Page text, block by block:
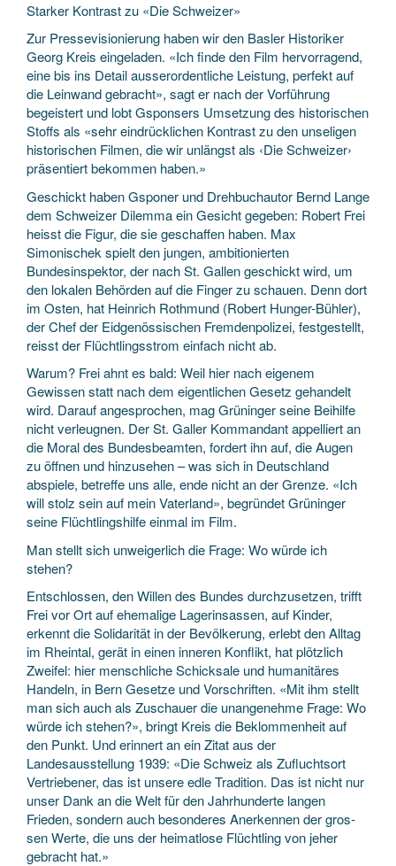
Starker Kontrast zu «Die Schweizer»
Zur Pressevisionierung haben wir den Basler Historiker
Georg Kreis eingeladen. «Ich finde den Film hervorragend,
eine bis ins Detail ausserordentliche Leistung, perfekt auf
die Leinwand gebracht», sagt er nach der Vorführung
begeistert und lobt Gsponsers Umsetzung des historischen
Stoffs als «sehr eindrücklichen Kontrast zu den unseligen
historischen Filmen, die wir unlängst als ‹Die Schweizer›
präsentiert bekommen haben.»
Geschickt haben Gsponer und Drehbuchautor Bernd Lange
dem Schweizer Dilemma ein Gesicht gegeben: Robert Frei
heisst die Figur, die sie geschaffen haben. Max
Simonischek spielt den jungen, ambitionierten
Bundesinspektor, der nach St. Gallen geschickt wird, um
den lokalen Behörden auf die Finger zu schauen. Denn dort
im Osten, hat Heinrich ­Rothmund (Robert Hunger-Bühler),
der Chef der Eidgenös­sischen Fremdenpolizei, festgestellt,
reisst der Flüchtlingsstrom einfach nicht ab.
Warum? Frei ahnt es bald: Weil hier nach eigenem
Gewissen statt nach dem eigentlichen Gesetz gehandelt
wird. Darauf angesprochen, mag Grüninger seine Beihilfe
nicht verleugnen. Der St. Galler Kommandant appelliert an
die Moral des Bundesbeamten, fordert ihn auf, die Augen
zu öffnen und hinzusehen – was sich in Deutschland
abspiele, betreffe uns alle, ende nicht an der Grenze. «Ich
will stolz sein auf mein Vaterland», begründet Grüninger
seine Flüchtlingshilfe einmal im Film.
Man stellt sich unweigerlich die Frage: Wo würde ich
stehen?
Entschlossen, den Willen des Bundes durchzusetzen, trifft
Frei vor Ort auf ehemalige Lagerinsassen, auf Kinder,
erkennt die Solidarität in der Bevölkerung, erlebt den Alltag
im Rheintal, gerät in einen inneren Konflikt, hat plötzlich
Zweifel: hier menschliche Schicksale und humanitäres
Handeln, in Bern Gesetze und Vorschriften. «Mit ihm stellt
man sich auch als Zuschauer die unangenehme Frage: Wo
würde ich stehen?», bringt Kreis die Beklommenheit auf
den Punkt. Und erinnert an ein Zitat aus der
Landesausstellung 1939: «Die Schweiz als Zufluchtsort
Vertriebener, das ist unsere edle Tradition. Das ist nicht nur
unser Dank an die Welt für den Jahrhunderte langen
Frieden, sondern auch besonderes Anerkennen der gros­
sen Werte, die uns der heimatlose Flüchtling von jeher
gebracht hat.»